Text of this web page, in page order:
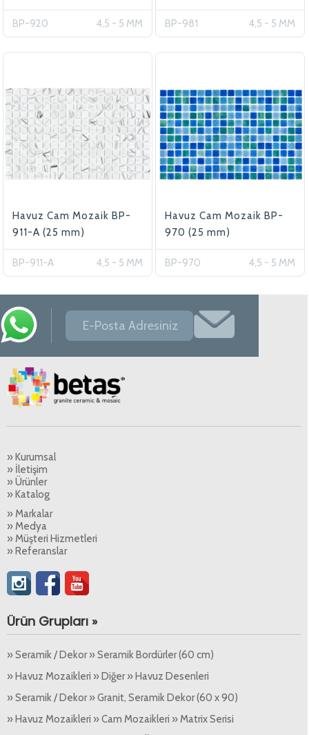
BP-920 4,5 - 5 MM BP-981 4,5 - 5 MM
Havuz Cam Mozaik BP-
911-A (25 mm)
BP-911-A 4,5 - 5 MM
Havuz Cam Mozaik BP-
970 (25 mm)
BP-970 4,5 - 5 MM
» Kurumsal
» İletişim
» Ürünler
» Katalog
» Markalar
» Medya
» Müşteri Hizmetleri
» Referanslar
Ürün Grupları »
» Seramik / Dekor » Seramik Bordürler (60 cm)
» Havuz Mozaikleri » Diğer » Havuz Desenleri
» Seramik / Dekor » Granit, Seramik Dekor (60 x 90)
» Havuz Mozaikleri » Cam Mozaikleri » Matrix Serisi